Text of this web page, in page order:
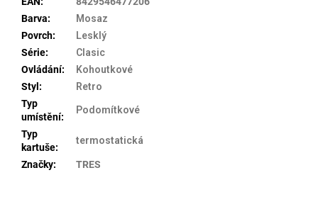
Barva:
Mosaz
Povrch:
Lesklý
Série:
Clasic
Ovládání:
Kohoutkové
Styl :
Retro
Typ
umístění:
Podomítkové
Typ
kartuše:
termostatická
Značky: TRES